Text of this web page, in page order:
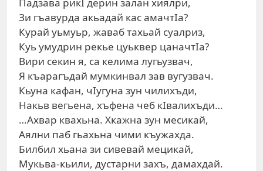
Зи гъавурда акьадай кас амачтIа?
Курай уьмуьр, жаваб тахьай суалриз,
Куь умудрин рекье цуьквер цаначтIа?
Вири секин я, са келима лугьузвач,
Я къарагъдай мумкинвал зав вугузвач.
Кьуна кафан, чIугуна зун чилихъди,
Накьв вегьена, хъфена чеб кIвалихъди…
…Ахвар квахьна. Хкажна зун месикай,
Аялни паб гьахьна чими къужахда.
Билбил хьана зи сивевай мецикай,
Мукьва-кьили, дустарни захъ, дамахдай.